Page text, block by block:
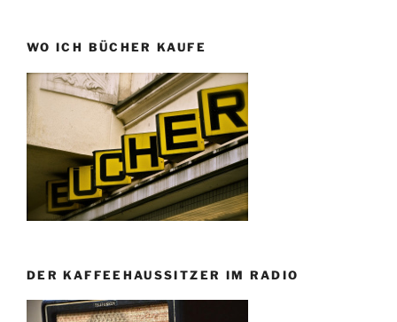
WO ICH BÜCHER KAUFE
DER KAFFEEHAUSSITZER IM RADIO